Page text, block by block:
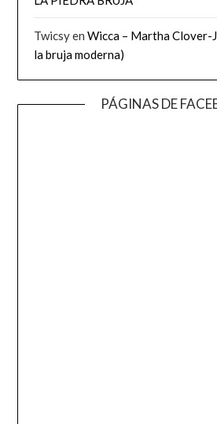
TwicsyenWicca – Martha Clover-
la bruja moderna)
PÁGINAS DE